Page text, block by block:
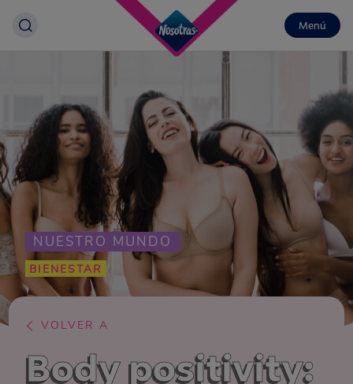
Menú
NUESTRO MUNDO
BIENESTAR
VOLVER A
Body positivity: